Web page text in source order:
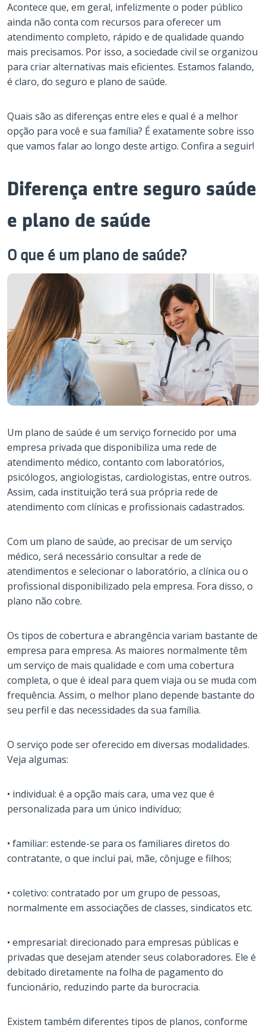
Acontece que, em geral, infelizmente o poder público
ainda não conta com recursos para oferecer um
atendimento completo, rápido e de qualidade quando
mais precisamos. Por isso, a sociedade civil se organizou
para criar alternativas mais eficientes. Estamos falando,
é claro, do seguro e plano de saúde.
Quais são as diferenças entre eles e qual é a melhor
opção para você e sua família? É exatamente sobre isso
que vamos falar ao longo deste artigo. Confira a seguir!
Diferença entre seguro saúde
e plano de saúde
O que é um plano de saúde?
Um plano de saúde é um serviço fornecido por uma
empresa privada que disponibiliza uma rede de
atendimento médico, contanto com laboratórios,
psicólogos, angiologistas, cardiologistas, entre outros.
Assim, cada instituição terá sua própria rede de
atendimento com clínicas e profissionais cadastrados.
Com um plano de saúde, ao precisar de um serviço
médico, será necessário consultar a rede de
atendimentos e selecionar o laboratório, a clínica ou o
profissional disponibilizado pela empresa. Fora disso, o
plano não cobre.
Os tipos de cobertura e abrangência variam bastante de
empresa para empresa. As maiores normalmente têm
um serviço de mais qualidade e com uma cobertura
completa, o que é ideal para quem viaja ou se muda com
frequência. Assim, o melhor plano depende bastante do
seu perfil e das necessidades da sua família.
O serviço pode ser oferecido em diversas modalidades.
Veja algumas:
• individual: é a opção mais cara, uma vez que é
personalizada para um único indivíduo;
• familiar: estende-se para os familiares diretos do
contratante, o que inclui pai, mãe, cônjuge e filhos;
• coletivo: contratado por um grupo de pessoas,
normalmente em associações de classes, sindicatos etc.
• empresarial: direcionado para empresas públicas e
privadas que desejam atender seus colaboradores. Ele é
debitado diretamente na folha de pagamento do
funcionário, reduzindo parte da burocracia.
Existem também diferentes tipos de planos, conforme